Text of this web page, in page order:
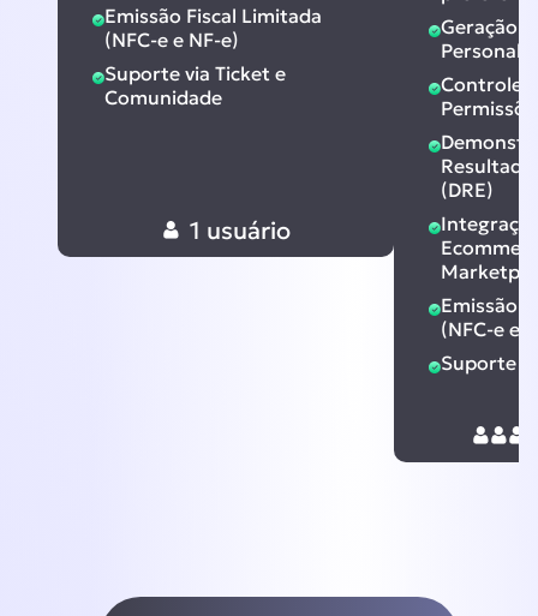
Emissão Fiscal Limitada
(NFC-e e NF-e)
Suporte via Ticket e
Comunidade
1 usuário
Geração
Controle
(DRE)
Emissão
(NFC-e e
Suporte